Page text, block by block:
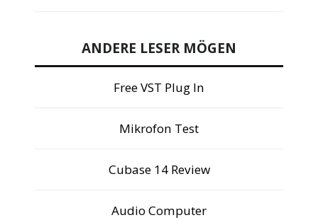
ANDERE LESER MÖGEN
Free VST Plug In
Mikrofon Test
Cubase 14 Review
Audio Computer